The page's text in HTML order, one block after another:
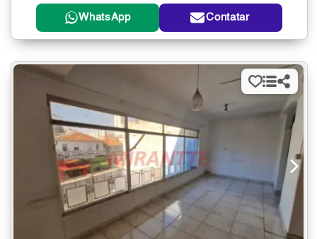
WhatsApp Contatar